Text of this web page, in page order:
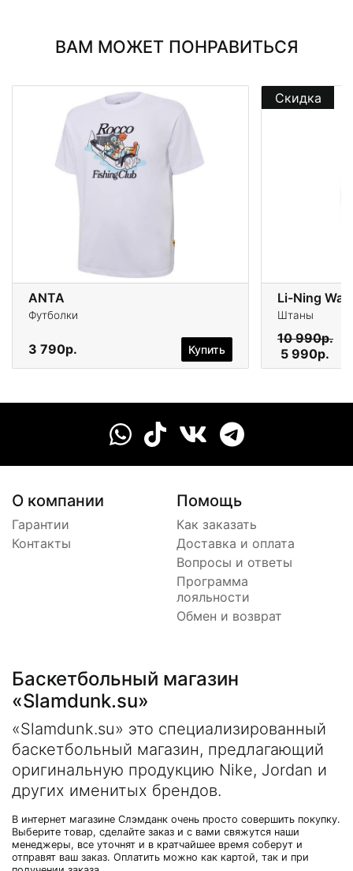
ВАМ МОЖЕТ ПОНРАВИТЬСЯ
ANTA
Футболки
3 790р. Купить
Скидка
Li-Ning
Штаны
10 990р.
5 990р.
О компании
Гарантии
Контакты
Помощь
Как заказать
Доставка и оплата
Вопросы и ответы
Программа
лояльности
Обмен и возврат
Баскетбольный магазин
«Slamdunk.su»
«Slamdunk.su» это специализированный
баскетбольный магазин, предлагающий
оригинальную продукцию Nike, Jordan и
других именитых брендов.
В интернет магазине Слэмданк очень просто совершить покупку.
Выберите товар, сделайте заказ и с вами свяжутся наши
менеджеры, все уточнят и в кратчайшее время соберут и
отправят ваш заказ. Оплатить можно как картой, так и при